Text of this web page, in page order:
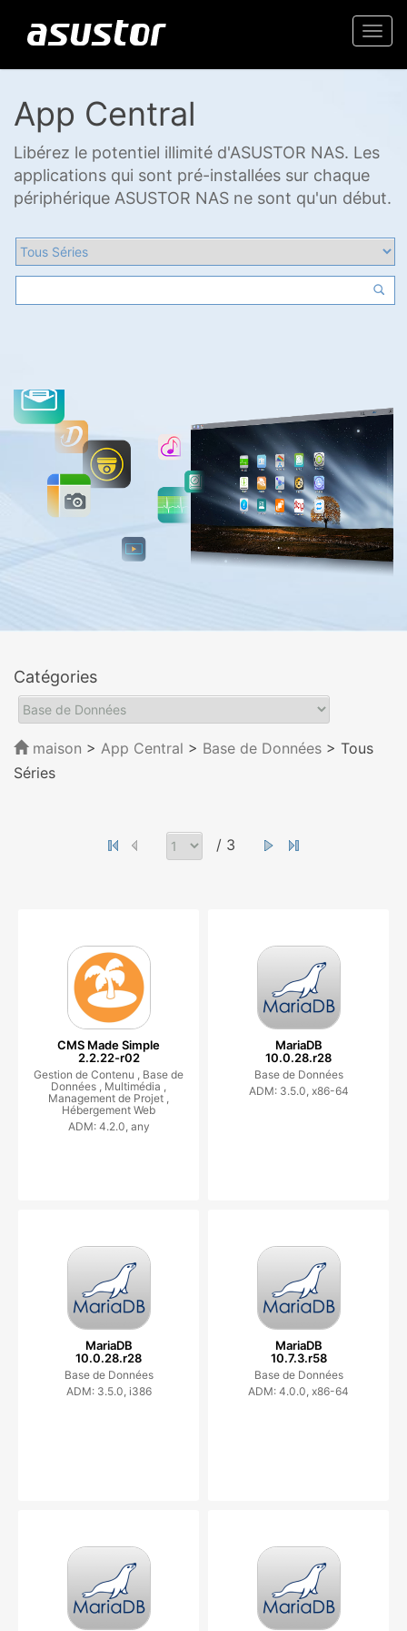
App Central
Libérez le potentiel illimité d'ASUSTOR NAS. Les
applications qui sont pré-installées sur chaque
périphérique ASUSTOR NAS ne sont qu'un début.
Catégories
maison > App Central > Base de Données > Tous
Séries
/ 3
CMS Made Simple
2.2.22-r02
Gestion de Contenu , Base de
Données , Multimédia ,
Management de Projet ,
Hébergement Web
ADM: 4.2.0, any
MariaDB
10.0.28.r28
Base de Données
ADM: 3.5.0, x86-64
MariaDB
10.0.28.r28
Base de Données
ADM: 3.5.0, i386
MariaDB
10.7.3.r58
Base de Données
ADM: 4.0.0, x86-64